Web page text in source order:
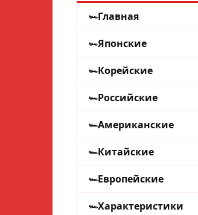
Главная
Японские
Корейские
Российские
Американские
Китайские
Европейские
Характеристики